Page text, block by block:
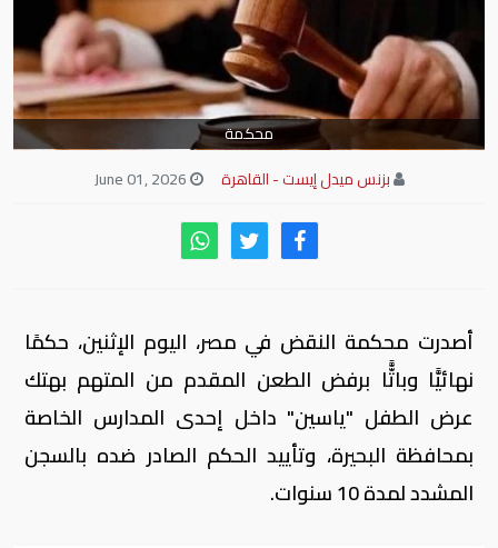
محكمة
بزنس ميدل إيست - القاهرة
أصدرت محكمة النقض في مصر، اليوم الإثنين، حكمًا
نهائيًّا وباتًّّا برفض الطعن المقدم من المتهم بهتك
عرض الطفل "ياسين" داخل إحدى المدارس الخاصة
بمحافظة البحيرة، وتأييد الحكم الصادر ضده بالسجن
المشدد لمدة 10 سنوات.